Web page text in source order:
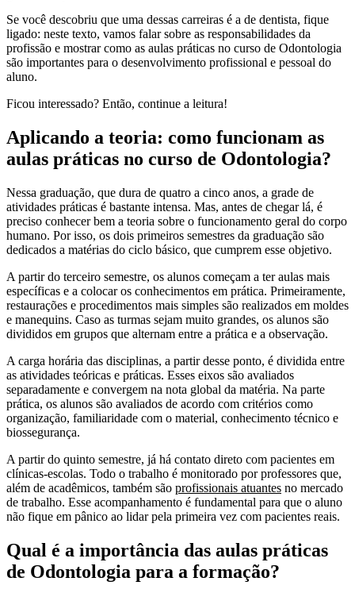
Se você descobriu que uma dessas carreiras é a de dentista, fique
ligado: neste texto, vamos falar sobre as responsabilidades da
profissão e mostrar como as aulas práticas no curso de Odontologia
são importantes para o desenvolvimento profissional e pessoal do
aluno.
Ficou interessado? Então, continue a leitura!
Aplicando a teoria: como funcionam as
aulas práticas no curso de Odontologia?
Nessa graduação, que dura de quatro a cinco anos, a grade de
atividades práticas é bastante intensa. Mas, antes de chegar lá, é
preciso conhecer bem a teoria sobre o funcionamento geral do corpo
humano. Por isso, os dois primeiros semestres da graduação são
dedicados a matérias do ciclo básico, que cumprem esse objetivo.
A partir do terceiro semestre, os alunos começam a ter aulas mais
específicas e a colocar os conhecimentos em prática. Primeiramente,
restaurações e procedimentos mais simples são realizados em moldes
e manequins. Caso as turmas sejam muito grandes, os alunos são
divididos em grupos que alternam entre a prática e a observação.
A carga horária das disciplinas, a partir desse ponto, é dividida entre
as atividades teóricas e práticas. Esses eixos são avaliados
separadamente e convergem na nota global da matéria. Na parte
prática, os alunos são avaliados de acordo com critérios como
organização, familiaridade com o material, conhecimento técnico e
biossegurança.
A partir do quinto semestre, já há contato direto com pacientes em
clínicas-escolas. Todo o trabalho é monitorado por professores que,
além de acadêmicos, também são profissionais atuantes no mercado
de trabalho. Esse acompanhamento é fundamental para que o aluno
não fique em pânico ao lidar pela primeira vez com pacientes reais.
Qual é a importância das aulas práticas
de Odontologia para a formação?